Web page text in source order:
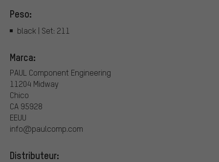
Peso:
black | Set: 211
Marca:
PAUL Component Engineering
11204 Midway
Chico
CA 95928
EEUU
info@paulcomp.com
Distributeur: